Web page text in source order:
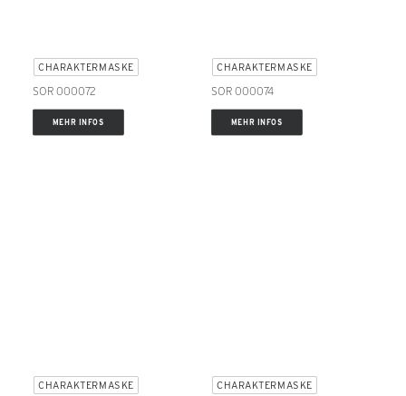
CHARAKTERMASKE
SOR 000072
MEHR INFOS
CHARAKTERMASKE
SOR 000074
MEHR INFOS
CHARAKTERMASKE CHARAKTERMASKE